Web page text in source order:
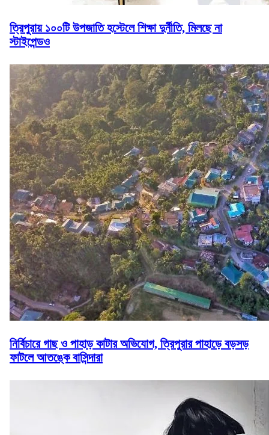
ত্রিপুরায় ১০০টি উপজাতি হস্টেলে শিক্ষা দুর্নীতি, মিলছে না
স্টাইপেন্ডও
নির্বিচারে গাছ ও পাহাড় কাটার অভিযোগ, ত্রিপুরার পাহাড়ে বড়সড়
ফাটলে আতঙ্কে বাসিন্দারা